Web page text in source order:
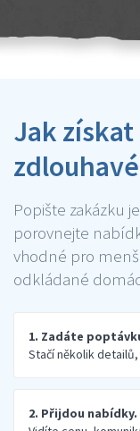
Jak
Popište zakázku
porovnejte
vhodné pro
odkládané
1. Zadáte
Stačí několik
2. Přijdou nabídky.